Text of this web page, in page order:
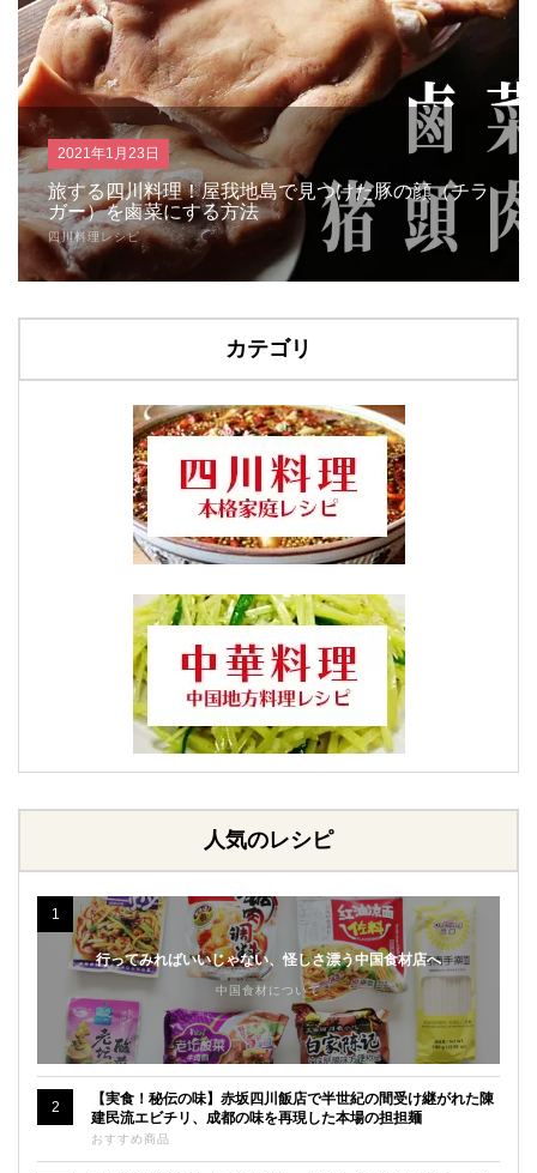
2021年1月23日
旅する四川料理！屋我地島で見つけた豚の顔（チラ
ガー）を鹵菜にする方法
四川料理レシピ
カテゴリ
人気のレシピ
1
行ってみればいいじゃない、怪しさ漂う中国食材店へ
中国食材について
2
【実食！秘伝の味】赤坂四川飯店で半世紀の間受け継がれた陳
建民流エビチリ、成都の味を再現した本場の担担麺
おすすめ商品